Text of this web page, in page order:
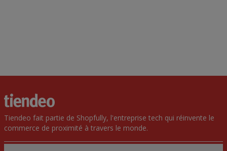
Tiendeo fait partie de Shopfully, l'entreprise tech qui réinvente le
commerce de proximité à travers le monde.